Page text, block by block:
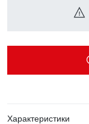
Характеристики